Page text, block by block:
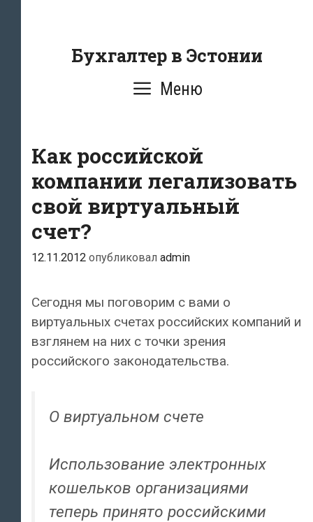
содержаниюБухгалтер в Эстонии
Меню
Как российской
компании легализовать
свой виртуальный
счет?
12.11.2012 опубликовал admin
Сегодня мы поговорим с вами о
виртуальных счетах российских компаний и
взглянем на них с точки зрения
российского законодательства.
О виртуальном счете
Использование электронных
кошельков организациями
теперь принято российскими